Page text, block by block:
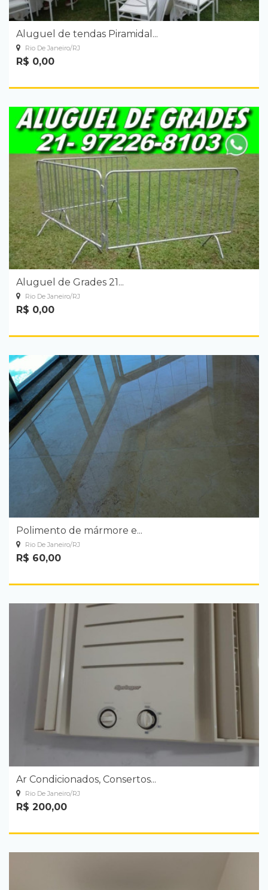
Aluguel de tendas Piramidal...
Rio De Janeiro/RJ
R$ 0,00
Aluguel de Grades 21...
Rio De Janeiro/RJ
R$ 0,00
Polimento de mármore e...
Rio De Janeiro/RJ
R$ 60,00
Ar Condicionados, Consertos...
Rio De Janeiro/RJ
R$ 200,00